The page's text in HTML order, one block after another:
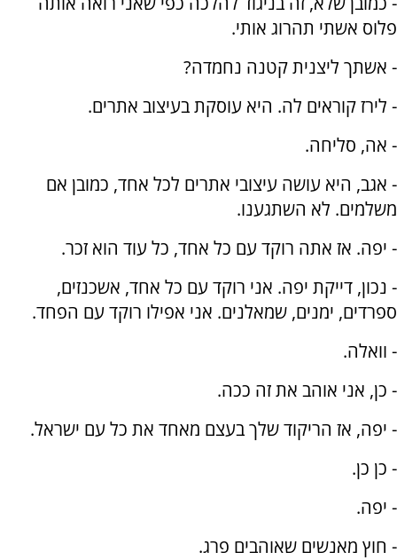
פלוס אשתי תהרוג אותי.
- אשתך ליצנית קטנה נחמדה?
- לירז קוראים לה. היא עוסקת בעיצוב אתרים.
- אה, סליחה.
- אגב, היא עושה עיצובי אתרים לכל אחד, כמובן אם
משלמים. לא השתגענו.
- יפה. אז אתה רוקד עם כל אחד, כל עוד הוא זכר.
- נכון, דייקת יפה. אני רוקד עם כל אחד, אשכנזים,
ספרדים, ימנים, שמאלנים. אני אפילו רוקד עם הפחד.
- וואלה.
- כן, אני אוהב את זה ככה.
- יפה, אז הריקוד שלך בעצם מאחד את כל עם ישראל.
- כן כן.
- יפה.
- חוץ מאנשים שאוהבים פרג.